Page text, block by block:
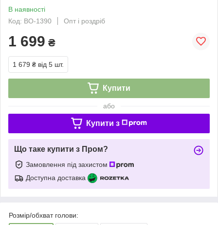
В наявності
Код: BO-1390
Опт і роздріб
1 699 ₴
1 679 ₴ від 5 шт.
Купити
або
Купити з
Що таке купити з Пром?
Замовлення під захистом
Доступна доставка
Розмір/обхват голови: